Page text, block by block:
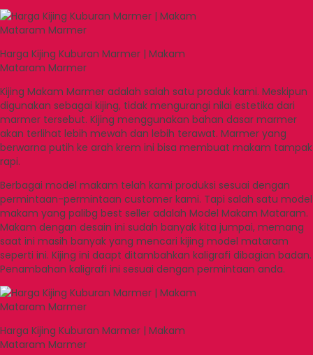
Harga Kijing Kuburan Marmer | Makam
Mataram Marmer
Kijing Makam Marmer adalah salah satu produk kami. Meskipun
digunakan sebagai kijing, tidak mengurangi nilai estetika dari
marmer tersebut. Kijing menggunakan bahan dasar marmer
akan terlihat lebih mewah dan lebih terawat. Marmer yang
berwarna putih ke arah krem ini bisa membuat makam tampak
rapi.
Berbagai model makam telah kami produksi sesuai dengan
permintaan-permintaan customer kami. Tapi salah satu model
makam yang palibg best seller adalah Model Makam Mataram.
Makam dengan desain ini sudah banyak kita jumpai, memang
saat ini masih banyak yang mencari kijing model mataram
seperti ini. Kijing ini daapt ditambahkan kaligrafi dibagian badan.
Penambahan kaligrafi ini sesuai dengan permintaan anda.
Harga Kijing Kuburan Marmer | Makam
Mataram Marmer